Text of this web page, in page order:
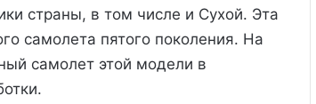
страны, в том числе и Сухой. Эта
самолета пятого поколения. На
самолет этой модели в